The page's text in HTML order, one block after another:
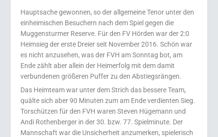
Hauptsache gewonnen, so der allgemeine Tenor unter den
einheimischen Besuchern nach dem Spiel gegen die
Muggensturmer Reserve. Für den FV Hörden war der 2:0
Heimsieg der erste Dreier seit November 2016. Schön war
es nicht anzusehen, was der FVH am Sonntag bot, am
Ende zählt aber allein der Heimerfolg mit dem damit
verbundenen größeren Puffer zu den Abstiegsrängen.
Das Heimteam war unter dem Strich das bessere Team,
quälte sich aber 90 Minuten zum am Ende verdienten Sieg.
Torschützen für den FVH waren Steven Hügemann und
Andi Rothenberger in der 30. bzw. 77. Spielminute. Der
Mannschaft war die Unsicherheit anzumerken, spielerisch